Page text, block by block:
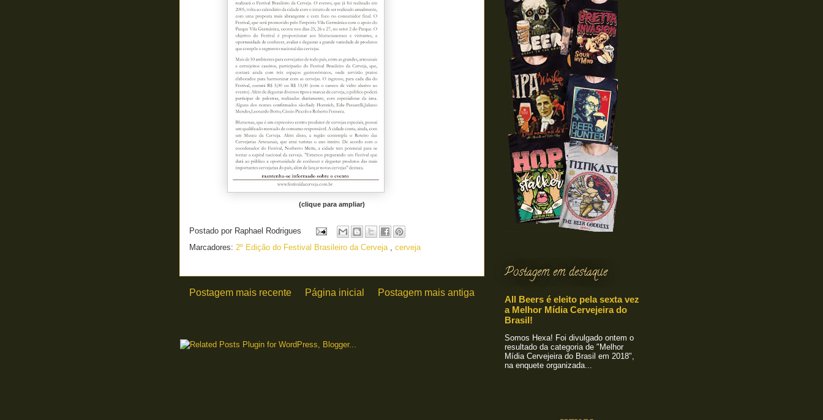
(clique para ampliar)
Postado por Raphael Rodrigues
Marcadores: 2º Edição do Festival Brasileiro da Cerveja , cerveja
Postagem mais recente Postagem mais antiga
Página inicial
Postagem em destaque
All Beers é eleito pela sexta vez
a Melhor Mídia Cervejeira do
Brasil!
Somos Hexa! Foi divulgado ontem o
resultado da categoria de "Melhor
Mídia Cervejeira do Brasil em 2018",
na enquete organizada...